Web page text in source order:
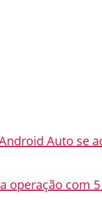
Auto se
operação com